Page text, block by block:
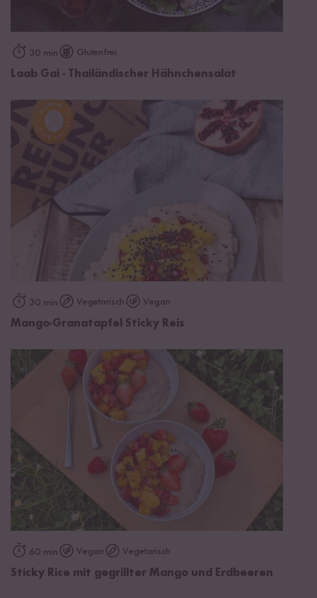
30 min Glutenfrei
Laab Gai - Thailändischer Hähnchensalat
30 min Vegetarisch Vegan
Mango-Granatapfel Sticky Reis
60 min Vegan Vegetarisch
Sticky Rice mit gegrillter Mango und Erdbeeren